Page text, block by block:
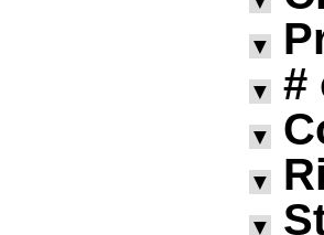
▼
▼ #
▼
▼
▼